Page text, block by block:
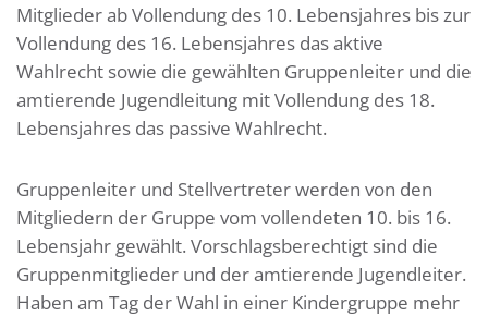
Mitglieder ab Vollendung des 10. Lebensjahres bis zur
Vollendung des 16. Lebensjahres das aktive
Wahlrecht sowie die gewählten Gruppenleiter und die
amtierende Jugendleitung mit Vollendung des 18.
Lebensjahres das passive Wahlrecht.
Gruppenleiter und Stellvertreter werden von den
Mitgliedern der Gruppe vom vollendeten 10. bis 16.
Lebensjahr gewählt. Vorschlagsberechtigt sind die
Gruppenmitglieder und der amtierende Jugendleiter.
Haben am Tag der Wahl in einer Kindergruppe mehr